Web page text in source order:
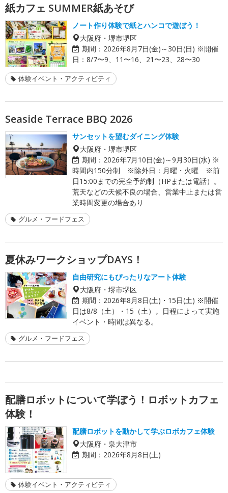
紙カフェ SUMMER紙あそび
ノート作り体験で紙とハンコで遊ぼう！
大阪府・堺市堺区
期間： 2026年8月7日(金)～30日(日) ※開催
日：8/7〜9、11〜16、21〜23、28〜30
体験イベント・アクティビティ
Seaside Terrace BBQ 2026
サンセットを望むダイニング体験
大阪府・堺市堺区
期間： 2026年7月10日(金)～9月30日(水) ※
時間内150分制 ※除外日：月曜・火曜 ※前
日15:00までの完全予約制（HPまたは電話）。
荒天などの天候不良の場合、営業中止または営
業時間変更の場合あり
グルメ・フードフェス
夏休みワークショップDAYS！
自由研究にもぴったりなアート体験
大阪府・堺市堺区
期間： 2026年8月8日(土)・15日(土) ※開催
日は8/8（土）・15（土）。日程によって実施
イベント・時間は異なる。
グルメ・フードフェス
配膳ロボットについて学ぼう！ロボットカフェ
体験！
配膳ロボットを動かして学ぶロボカフェ体験
大阪府・泉大津市
期間： 2026年8月8日(土)
体験イベント・アクティビティ